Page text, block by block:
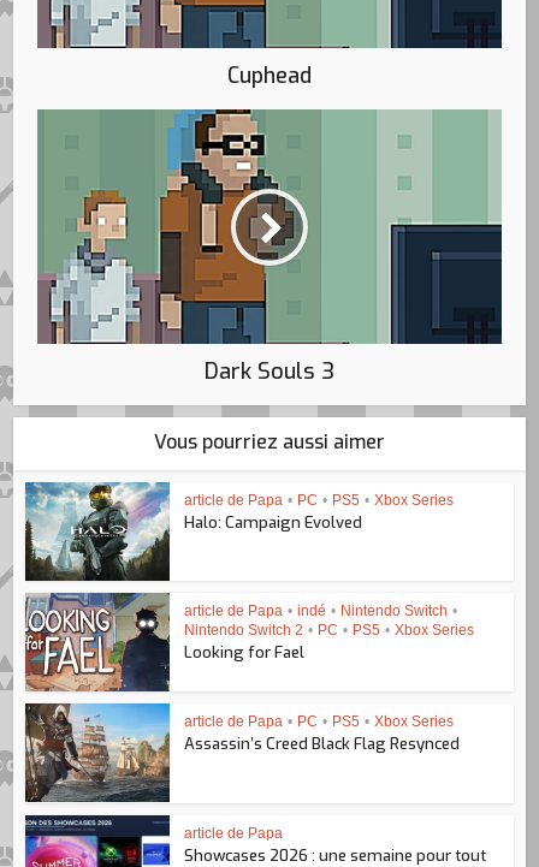
Cuphead
Dark Souls 3
Vous pourriez aussi aimer
article de Papa • PC • PS5 • Xbox Series
Halo: Campaign Evolved
article de Papa • indé • Nintendo Switch •
Nintendo Switch 2 • PC • PS5 • Xbox Series
Looking for Fael
article de Papa • PC • PS5 • Xbox Series
Assassin’s Creed Black Flag Resynced
article de Papa
Showcases 2026 : une semaine pour tout